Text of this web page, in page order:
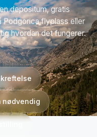
depositum, gratis
Podgorica flyplass eller
hvordan det fungerer.
nødvendig